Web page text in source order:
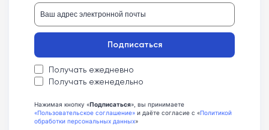
Получать ежедневно
Получать еженедельно
Подписаться
Нажимая кнопку «Подписаться», вы принимаете
«Пользовательское соглашение» и даёте согласие с «Политикой
обработки персональных данных»